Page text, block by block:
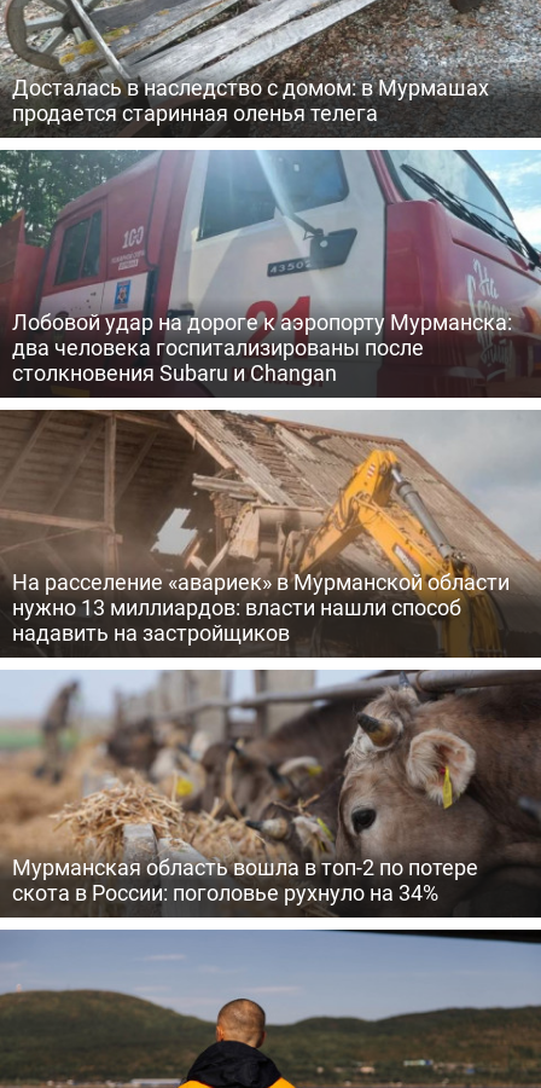
Досталась в наследство с домом: в Мурмашах
продается старинная оленья телега
Лобовой удар на дороге к аэропорту Мурманска:
два человека госпитализированы после
столкновения Subaru и Changan
На расселение «авариек» в Мурманской области
нужно 13 миллиардов: власти нашли способ
надавить на застройщиков
Мурманская область вошла в топ-2 по потере
скота в России: поголовье рухнуло на 34%